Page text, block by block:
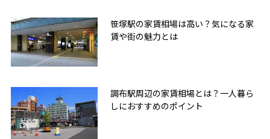
笹塚駅の家賃相場は高い？気になる家
賃や街の魅力とは
調布駅周辺の家賃相場とは？一人暮ら
しにおすすめのポイント